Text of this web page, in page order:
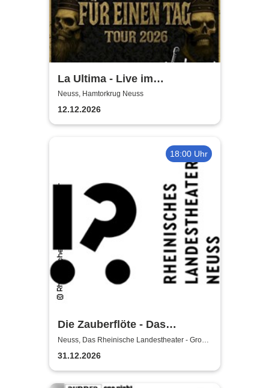
La Ultima - Live im
Hamtorkrug! | Könige für
einen Tag
Neuss, Hamtorkrug Neuss
12.12.2026
18:00 Uhr
Die Zauberflöte - Das
Rheinische Landestheater
Neuss, Das Rheinische Landestheater - Große
Bühne
31.12.2026